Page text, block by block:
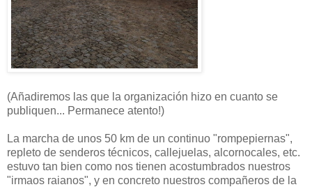
(Añadiremos las que la organización hizo en cuanto se
publiquen... Permanece atento!)
La marcha de unos 50 km de un continuo "rompepiernas",
repleto de senderos técnicos, callejuelas, alcornocales, etc.
estuvo tan bien como nos tienen acostumbrados nuestros
"irmaos raianos", y en concreto nuestros compañeros de la